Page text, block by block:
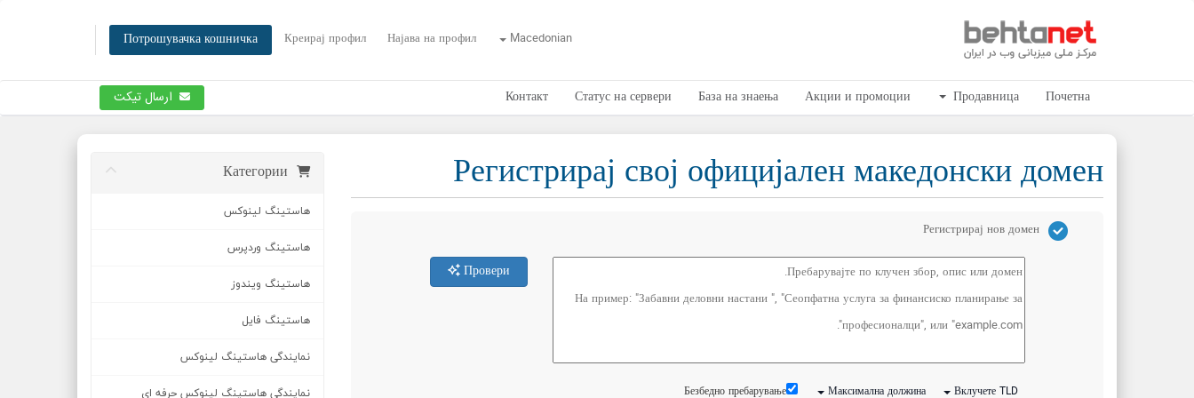
Macedonian
Најава на профил
Креирај профил
Потрошувачка кошничка
Почетна
Продавница
Акции и промоции
База на знаења
Статус на сервери
Контакт ارسال تیکت
هاستینگ لینوکس
هاستینگ وردپرس
هاستینگ ویندوز
هاستینگ فایل
نمایندگی هاستینگ لینوکس
نمایندگی هاستینگ لینوکس حرفه ای
Регистрирај свој официјален македонски домен
Регистрирај нов домен
Провери
Вклучете TLD
Максимална должина
Безбедно пребарување